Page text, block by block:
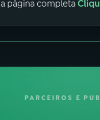
página completa
PARCEIROS E